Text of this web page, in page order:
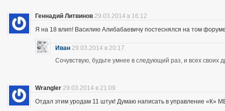
Геннадий Литвинов 29.03.2014 в 16:12
Я на 18 влип! Василию Алибабаевичу постеснялся на том
Иван 29.03.2014 в 20:17
Сочувствую, будьте умнее в следующий раз, и всех своих
Wrangler 29.03.2014 в 21:09
Отдал этим уродам 11 штук! Думаю написать в управление «К»